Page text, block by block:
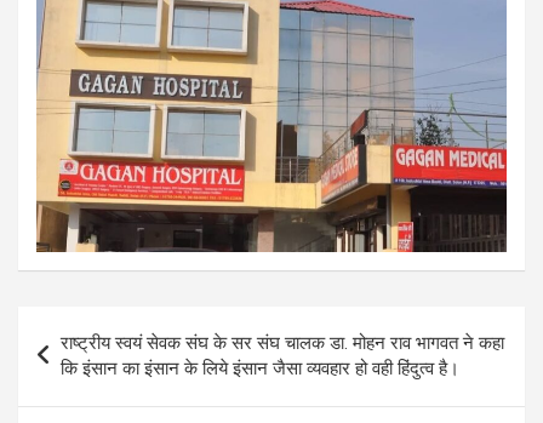
navigation
राष्ट्रीय स्वयं सेवक संघ के सर संघ चालक डा. मोहन राव भागवत ने कहा
कि इंसान का इंसान के लिये इंसान जैसा व्यवहार हो वही हिंदुत्व है।